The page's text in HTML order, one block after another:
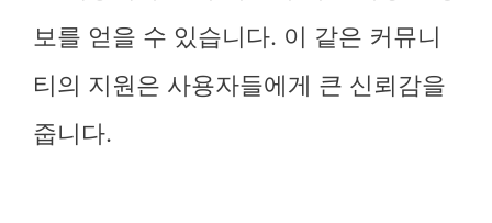
보를 얻을 수 있습니다. 이 같은 커뮤니
티의 지원은 사용자들에게 큰 신뢰감을
줍니다.